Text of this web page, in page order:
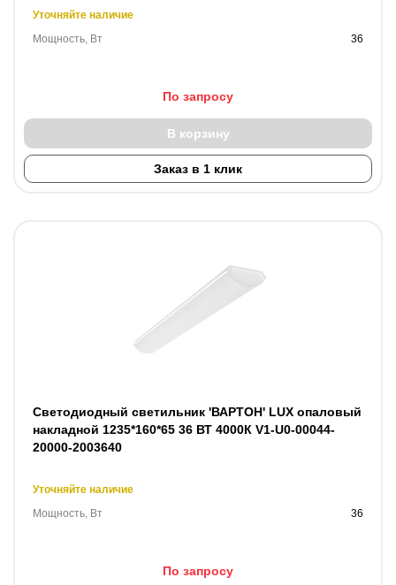
Уточняйте наличие
Мощность, Вт
36
По запросу
В корзину
Заказ в 1 клик
Светодиодный светильник 'ВАРТОН' LUX опаловый
накладной 1235*160*65 36 ВТ 4000К V1-U0-00044-
20000-2003640
Уточняйте наличие
Мощность, Вт
36
По запросу